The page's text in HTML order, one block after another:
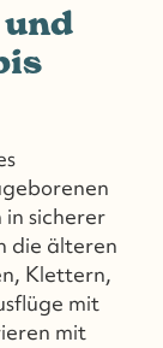
in sicherer
die älteren
Klettern,
mit
mit